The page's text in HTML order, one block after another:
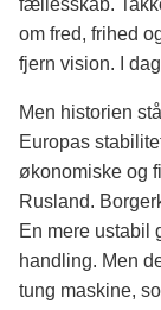
fællesskab.
om fred, frihed
fjern vision. I
Men historien
Europas
økonomiske og
Rusland.
En mere ustabil
handling. Men
tung maskine,